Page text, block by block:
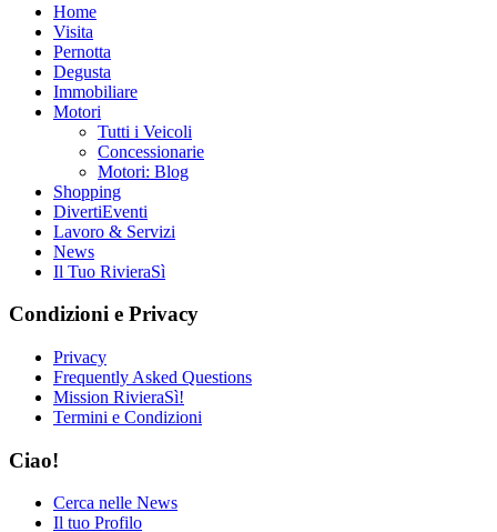
Home
Visita
Pernotta
Degusta
Immobiliare
Motori
Tutti i Veicoli
Concessionarie
Motori: Blog
Shopping
DivertiEventi
Lavoro & Servizi
News
Il Tuo RivieraSì
Condizioni e Privacy
Privacy
Frequently Asked Questions
Mission RivieraSì!
Termini e Condizioni
Ciao!
Cerca nelle News
Il tuo Profilo